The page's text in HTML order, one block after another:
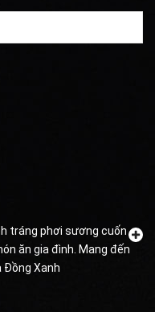
tráng phơi sương cuốn
ăn gia đình. Mang đến
Đồng Xanh